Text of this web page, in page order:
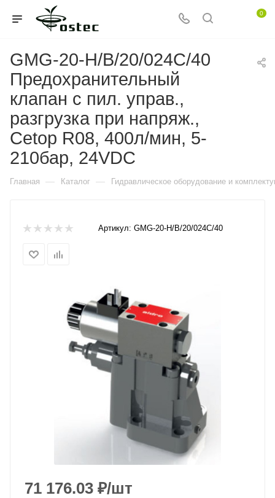
0
GMG-20-H/B/20/024C/40
Предохранительный
клапан с пил. управ.,
разгрузка при напряж.,
Cetop R08, 400л/мин, 5-
210бар, 24VDC
Главная — Каталог — Гидравлическое оборудование и
Артикул: GMG-20-H/B/20/024C/40
71 176.03 ₽/шт